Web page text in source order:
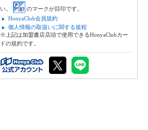
い。
のマークが目印です。
HonyaClub会員規約
個人情報の取扱いに関する規程
※上記は加盟書店店頭で使用できるHonyaClubカー
ドの規約です。